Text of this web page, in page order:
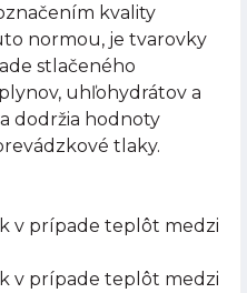
kvality
normou, je tvarovky
stlačeného
uhľohydrátov a
dodržia hodnoty
tlaky.
v prípade teplôt medzi
v prípade teplôt medzi